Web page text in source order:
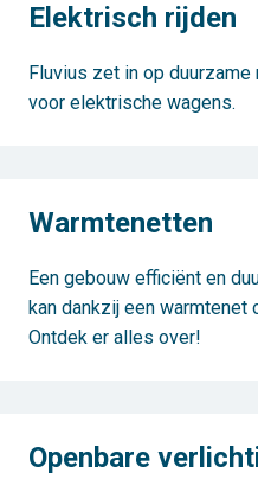
Elektrisch rijden
Fluvius zet in op
voor elektrische wagens.
Warmtenetten
Een gebouw efficiënt en
kan dankzij een warmtenet
Ontdek er alles over!
Openbare